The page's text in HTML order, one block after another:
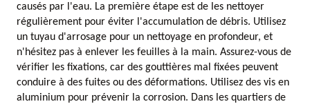
causés par l'eau. La première étape est de les nettoyer
régulièrement pour éviter l'accumulation de débris. Utilisez
un tuyau d'arrosage pour un nettoyage en profondeur, et
n'hésitez pas à enlever les feuilles à la main. Assurez-vous de
vérifier les fixations, car des gouttières mal fixées peuvent
conduire à des fuites ou des déformations. Utilisez des vis en
aluminium pour prévenir la corrosion. Dans les quartiers de